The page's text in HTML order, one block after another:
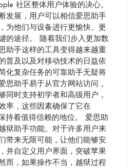
社区整体用户体验的决心。
发展，用户可以相信爱思助手
为他们与设备进行更愉快、更
的途径。 随着我们步入更加数
助手这样的工具变得越来越重
普及以及对移动技术的日益依
化复杂任务的可靠助手无疑将
思助手易于从官方网站访问，
同时支持初学者和高级用户，
率，这些因素确保了它在
持着值得信赖的地位。 爱思助
狱助手功能。对于许多用户来
带来无限可能，让他们能够安
并自定义用户界面，突破苹果
而，如果操作不当，越狱过程